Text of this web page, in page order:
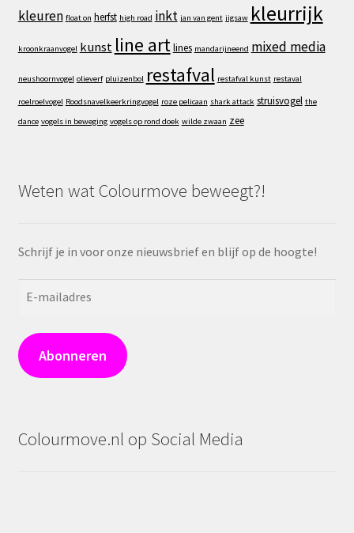
kleuren float on herfst high road inkt jan van gent jigsaw kleurrijk
kroonkraanvogel kunst line artlines mandarijneend mixed media
neushoornvogel olieverf pluizenbol restafval restafval kunst restaval
roelroelvogel Roodsnavelkeerkringvogel roze pelicaan shark attack struisvogel the
dance vogels in beweging vogels op rond doek wilde zwaan zee
Weten wat Colourmove beweegt?!
Schrijf je in voor onze nieuwsbrief en blijf op de hoogte!
Abonneren
Colourmove.nl op Social Media